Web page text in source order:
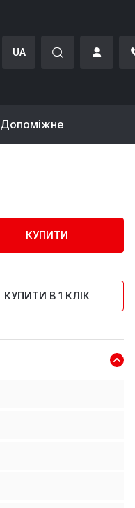
UA
Допоміжне
КУПИТИ
КУПИТИ В 1 КЛІК